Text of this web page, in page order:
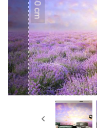
50 cm